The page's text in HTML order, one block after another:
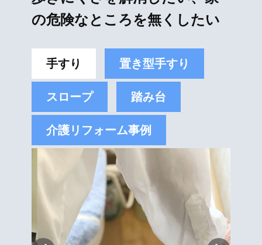
の危険なところを無くしたい
手すり 置き型手すり
スロープ 踏み台
介護リフォーム事例